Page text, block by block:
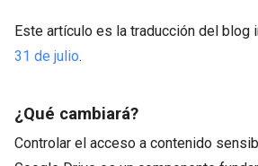
Este artículo es la traducción del blog
31 de julio.
¿Qué cambiará?
Controlar el acceso a contenido